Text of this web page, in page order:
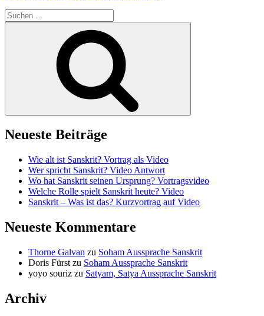
Suchen
nach:
Neueste Beiträge
Wie alt ist Sanskrit? Vortrag als Video
Wer spricht Sanskrit? Video Antwort
Wo hat Sanskrit seinen Ursprung? Vortragsvideo
Welche Rolle spielt Sanskrit heute? Video
Sanskrit – Was ist das? Kurzvortrag auf Video
Neueste Kommentare
Thorne Galvan zu Soham Aussprache Sanskrit
Doris Fürst zu Soham Aussprache Sanskrit
yoyo souriz zu Satyam, Satya Aussprache Sanskrit
Archiv